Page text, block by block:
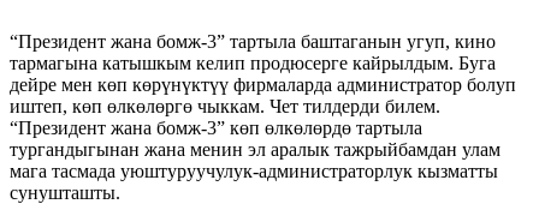
“Президент жана бомж-3” тартыла баштаганын угуп, кино
тармагына катышкым келип продюсерге кайрылдым. Буга
дейре мен көп көрүнүктүү фирмаларда администратор болуп
иштеп, көп өлкөлөргө чыккам. Чет тилдерди билем.
“Президент жана бомж-3” көп өлкөлөрдө тартыла
тургандыгынан жана менин эл аралык тажрыйбамдан улам
мага тасмада уюштуруучулук-администраторлук кызматты
сунушташты.